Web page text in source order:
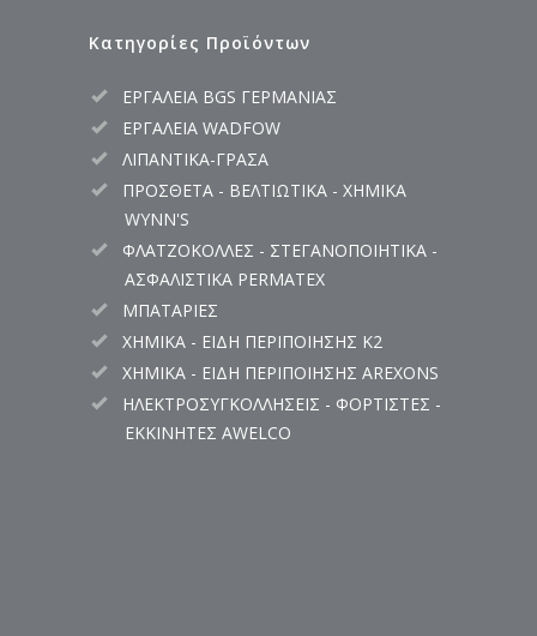
Κατηγορίες Προϊόντων
ΕΡΓΑΛΕΙΑ BGS ΓΕΡΜΑΝΙΑΣ
ΕΡΓΑΛΕΙΑ WADFOW
ΛΙΠΑΝΤΙΚΑ-ΓΡΑΣΑ
ΠΡΟΣΘΕΤΑ - ΒΕΛΤΙΩΤΙΚΑ - ΧΗΜΙΚΑ
WYNN'S
ΦΛΑΤΖΟΚΟΛΛΕΣ - ΣΤΕΓΑΝΟΠΟΙΗΤΙΚΑ -
ΑΣΦΑΛΙΣΤΙΚΑ PERMATEX
ΜΠΑΤΑΡΙΕΣ
ΧΗΜΙΚΑ - ΕΙΔΗ ΠΕΡΙΠΟΙΗΣΗΣ K2
ΧΗΜΙΚΑ - ΕΙΔΗ ΠΕΡΙΠΟΙΗΣΗΣ AREXONS
ΗΛΕΚΤΡΟΣΥΓΚΟΛΛΗΣΕΙΣ - ΦΟΡΤΙΣΤΕΣ -
ΕΚΚΙΝΗΤΕΣ AWELCO